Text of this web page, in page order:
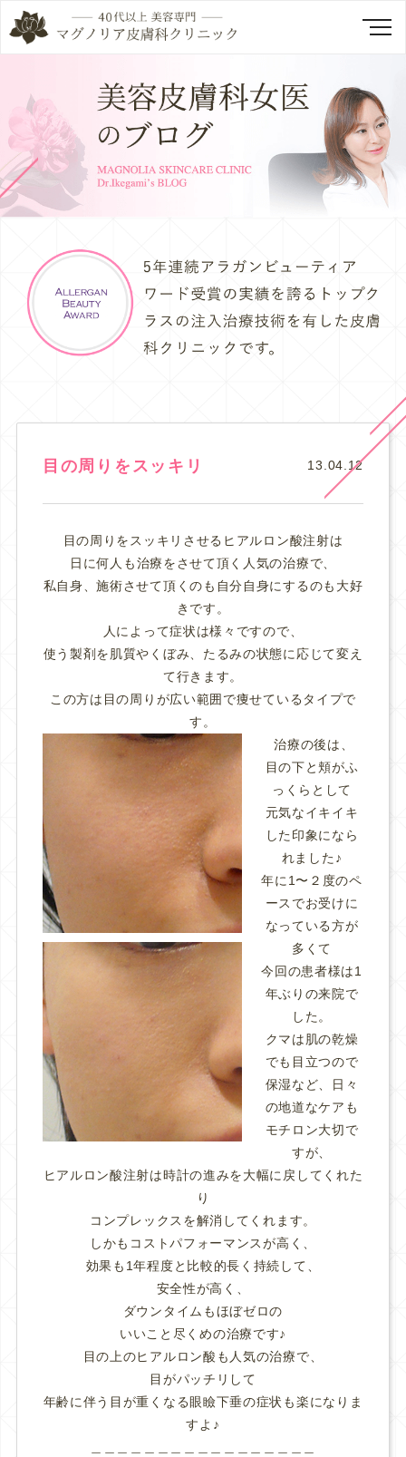
目の周りをスッキリ 13.04.12
目の周りをスッキリさせるヒアルロン酸注射は
日に何人も治療をさせて頂く人気の治療で、
私自身、施術させて頂くのも自分自身にするのも大好
きです。
人によって症状は様々ですので、
使う製剤を肌質やくぼみ、たるみの状態に応じて変え
て行きます。
この方は目の周りが広い範囲で痩せているタイプで
す。
治療の後は、
目の下と頬がふ
っくらとして
元気なイキイキ
した印象になら
れました♪
年に1〜２度のペ
ースでお受けに
なっている方が
多くて
今回の患者様は1
年ぶりの来院で
した。
クマは肌の乾燥
でも目立つので
保湿など、日々
の地道なケアも
モチロン大切で
すが、
ヒアルロン酸注射は時計の進みを大幅に戻してくれた
り
コンプレックスを解消してくれます。
しかもコストパフォーマンスが高く、
効果も1年程度と比較的長く持続して、
安全性が高く、
ダウンタイムもほぼゼロの
いいこと尽くめの治療です♪
目の上のヒアルロン酸も人気の治療で、
目がパッチリして
年齢に伴う目が重くなる眼瞼下垂の症状も楽になりま
すよ♪